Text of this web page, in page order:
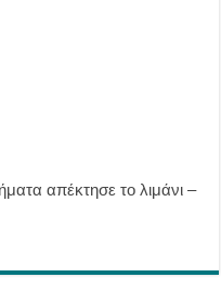
απέκτησε το λιμάνι –